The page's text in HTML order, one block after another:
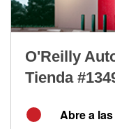
O'Reilly
Tienda
Abre a